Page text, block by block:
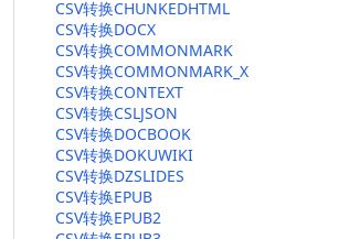
CSV转换CHUNKEDHTML
CSV转换DOCX
CSV转换COMMONMARK
CSV转换COMMONMARK_X
CSV转换CONTEXT
CSV转换CSLJSON
CSV转换DOCBOOK
CSV转换DOKUWIKI
CSV转换DZSLIDES
CSV转换EPUB
CSV转换EPUB2